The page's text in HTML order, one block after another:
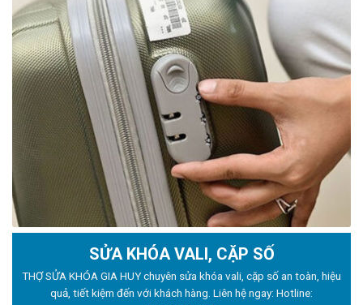
SỬA KHÓA VALI, CẶP SỐ
THỢ SỬA KHÓA GIA HUY chuyên sửa khóa vali, cặp số an toàn, hiệu
quả, tiết kiệm đến với khách hàng. Liên hệ ngay: Hotline: